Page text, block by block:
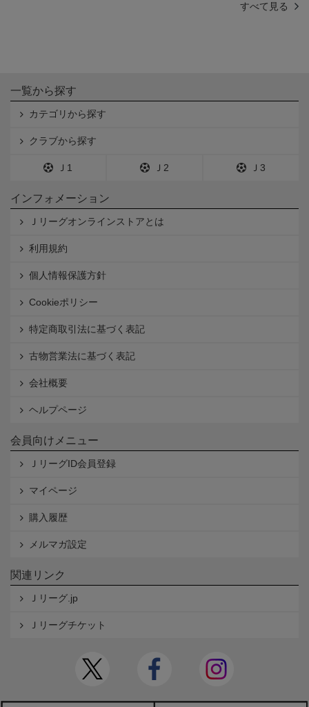
すべて見る
一覧から探す
カテゴリから探す
クラブから探す
Ｊ1 Ｊ2 Ｊ3
インフォメーション
Ｊリーグオンラインストアとは
利用規約
個人情報保護方針
Cookieポリシー
特定商取引法に基づく表記
古物営業法に基づく表記
会社概要
ヘルプページ
会員向けメニュー
ＪリーグID会員登録
マイページ
購入履歴
メルマガ設定
関連リンク
Ｊリーグ.jp
Ｊリーグチケット